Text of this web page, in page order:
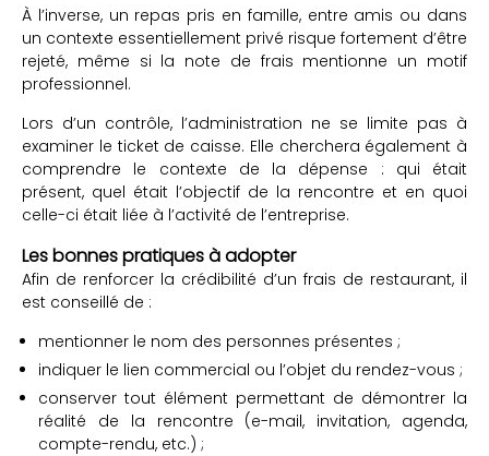
À l’inverse, un repas pris en famille, entre amis ou dans
un contexte essentiellement privé risque fortement d’être
rejeté, même si la note de frais mentionne un motif
professionnel.
Lors d’un contrôle, l’administration ne se limite pas à
examiner le ticket de caisse. Elle cherchera également à
comprendre le contexte de la dépense : qui était
présent, quel était l’objectif de la rencontre et en quoi
celle-ci était liée à l’activité de l’entreprise.
Les bonnes pratiques à adopter
Afin de renforcer la crédibilité d’un frais de restaurant, il
est conseillé de :
mentionner le nom des personnes présentes ;
indiquer le lien commercial ou l’objet du rendez-vous ;
conserver tout élément permettant de démontrer la
réalité de la rencontre (e-mail, invitation, agenda,
compte-rendu, etc.) ;